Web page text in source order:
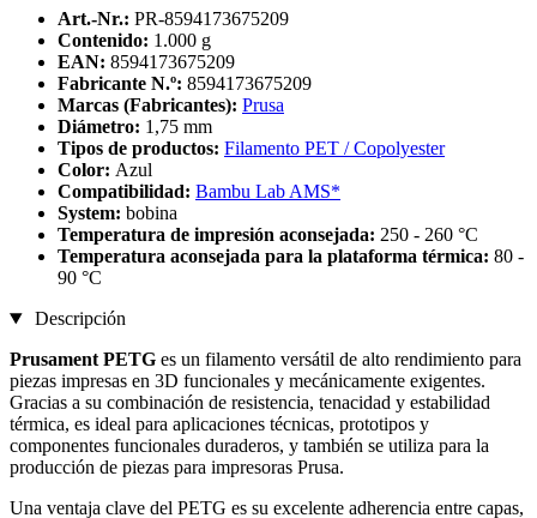
Art.-Nr.: PR-8594173675209
Contenido: 1.000 g
EAN: 8594173675209
Fabricante N.º: 8594173675209
Marcas (Fabricantes): Prusa
Diámetro: 1,75 mm
Tipos de productos: Filamento PET / Copolyester
Color: Azul
Compatibilidad: Bambu Lab AMS*
System: bobina
Temperatura de impresión aconsejada: 250 - 260 °C
Temperatura aconsejada para la plataforma térmica: 80 -
90 °C
Descripción
Prusament PETG es un filamento versátil de alto rendimiento para
piezas impresas en 3D funcionales y mecánicamente exigentes.
Gracias a su combinación de resistencia, tenacidad y estabilidad
térmica, es ideal para aplicaciones técnicas, prototipos y
componentes funcionales duraderos, y también se utiliza para la
producción de piezas para impresoras Prusa.
Una ventaja clave del PETG es su excelente adherencia entre capas,